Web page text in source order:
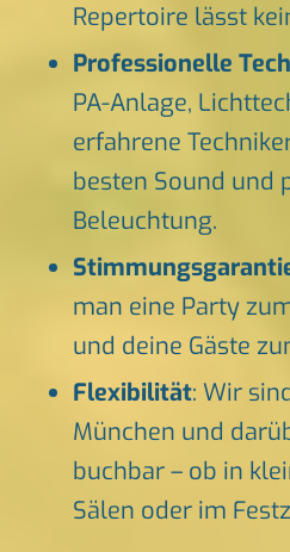
Repertoire lässt
Professionelle
PA-Anlage,
erfahrene
besten Sound und
Beleuchtung.
man eine Party
und deine Gäste
Flexibilität: Wir
München und
buchbar – ob in
Sälen oder im